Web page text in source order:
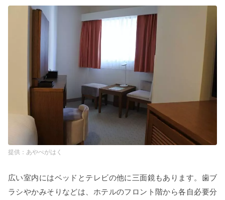
あやぺがはく
広い室内にはベッドとテレビの他に三面鏡もあります。歯ブ
ラシやかみそりなどは、ホテルのフロント階から各自必要分